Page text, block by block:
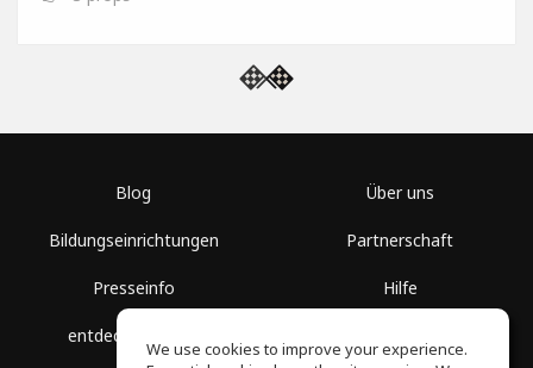
Blog
Bildungseinrichtungen
Presseinfo
entdecke Räume
Über uns
Partnerschaft
Hilfe
We use cookies to improve your experience.